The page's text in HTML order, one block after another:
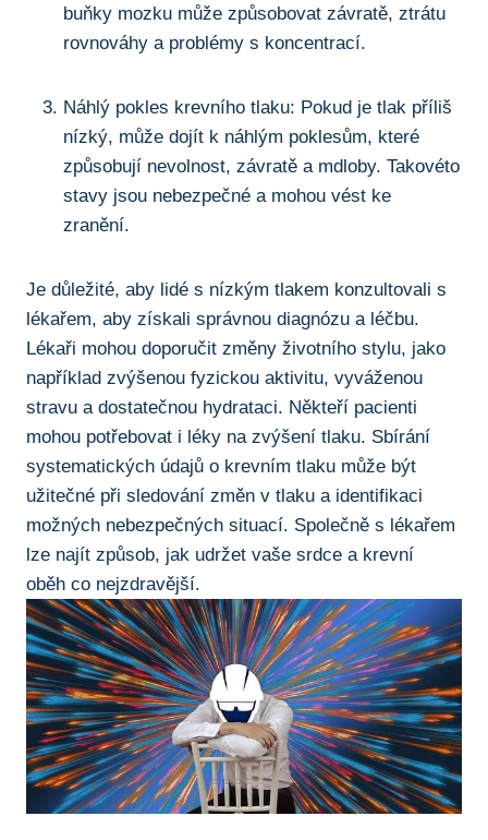
buňky mozku ‌může způsobovat závratě,⁢ ztrátu
rovnováhy a problémy⁣ s koncentrací.
Náhlý ​pokles krevního tlaku: Pokud ‍je tlak příliš
nízký, ⁣může‍ dojít‍ k náhlým poklesům, které
způsobují nevolnost, závratě a mdloby. Takovéto
stavy jsou ‍nebezpečné a mohou vést ke
⁢zranění.
Je důležité, aby lidé ‌s nízkým tlakem konzultovali⁣ s
lékařem, aby získali správnou diagnózu a léčbu.
Lékaři mohou doporučit změny životního‍ stylu, jako
například‌ zvýšenou fyzickou ⁤aktivitu,‌ vyváženou
stravu⁤ a‌ dostatečnou ‌hydrataci. Někteří pacienti
mohou potřebovat i léky na zvýšení tlaku. Sbírání
systematických ⁤údajů o krevním tlaku ⁤může být
‍užitečné při sledování změn ⁤v tlaku a identifikaci
možných nebezpečných situací. Společně s lékařem
‍lze najít způsob,⁢ jak udržet ⁣vaše srdce a krevní‍
oběh co nejzdravější.